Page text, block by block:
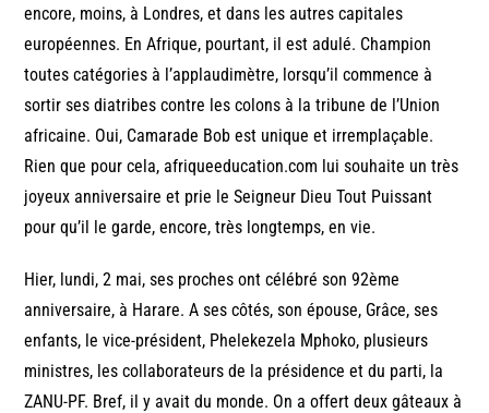
encore, moins, à Londres, et dans les autres capitales
européennes. En Afrique, pourtant, il est adulé. Champion
toutes catégories à l’applaudimètre, lorsqu’il commence à
sortir ses diatribes contre les colons à la tribune de l’Union
africaine. Oui, Camarade Bob est unique et irremplaçable.
Rien que pour cela, afriqueeducation.com lui souhaite un très
joyeux anniversaire et prie le Seigneur Dieu Tout Puissant
pour qu’il le garde, encore, très longtemps, en vie.
Hier, lundi, 2 mai, ses proches ont célébré son 92ème
anniversaire, à Harare. A ses côtés, son épouse, Grâce, ses
enfants, le vice-président, Phelekezela Mphoko, plusieurs
ministres, les collaborateurs de la présidence et du parti, la
ZANU-PF. Bref, il y avait du monde. On a offert deux gâteaux à